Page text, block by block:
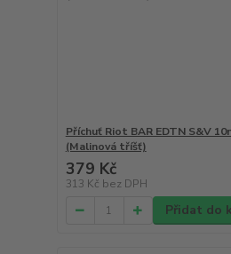
Příchuť Riot BAR EDTN S&V
(Malinová tříšť)
379 Kč
313 Kč bez DPH
Přidat do